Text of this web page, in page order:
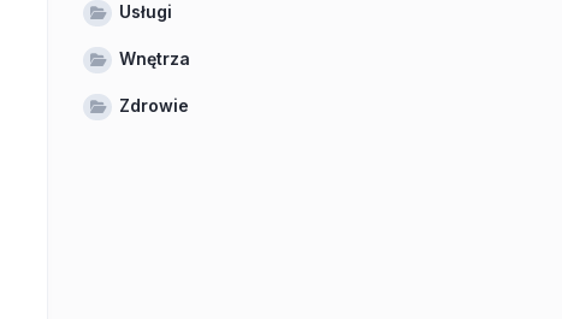
Usługi
Wnętrza
Zdrowie